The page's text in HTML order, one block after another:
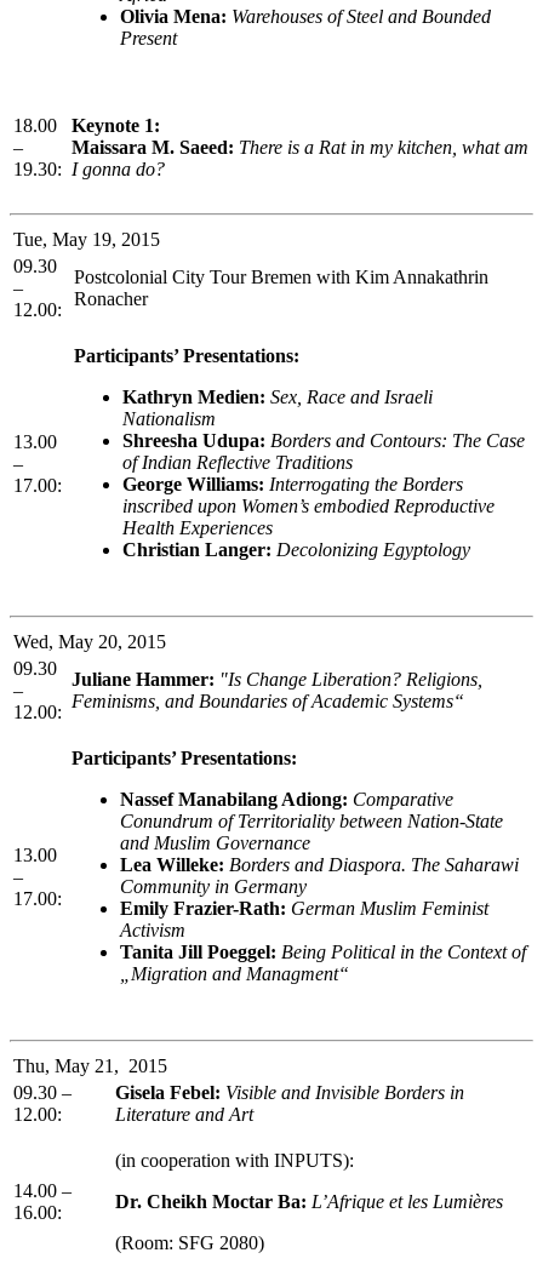
Olivia Mena: Warehouses of Steel and Bounded
Present
18.00
–
19.30:
Keynote 1:
Maissara M. Saeed: There is a Rat in my kitchen, what am
I gonna do?
Tue, May 19, 2015
09.30
–
12.00:
Postcolonial City Tour Bremen with Kim Annakathrin
Ronacher
13.00
–
17.00:
Participants’ Presentations:
Kathryn Medien: Sex, Race and Israeli
Nationalism
Shreesha Udupa: Borders and Contours: The Case
of Indian Reflective Traditions
George Williams: Interrogating the Borders
inscribed upon Women’s embodied Reproductive
Health Experiences
Christian Langer: Decolonizing Egyptology
Wed, May 20, 2015
09.30
–
12.00:
Juliane Hammer: "Is Change Liberation? Religions,
Feminisms, and Boundaries of Academic Systems“
13.00
–
17.00:
Participants’ Presentations:
Nassef Manabilang Adiong: Comparative
Conundrum of Territoriality between Nation-State
and Muslim Governance
Lea Willeke: Borders and Diaspora. The Saharawi
Community in Germany
Emily Frazier-Rath: German Muslim Feminist
Activism
Tanita Jill Poeggel: Being Political in the Context of
„Migration and Managment“
Thu, May 21, 2015
09.30 –
12.00:
Gisela Febel: Visible and Invisible Borders in
Literature and Art
14.00 –
16.00:
(in cooperation with INPUTS):
Dr. Cheikh Moctar Ba: L’Afrique et les Lumières
(Room: SFG 2080)